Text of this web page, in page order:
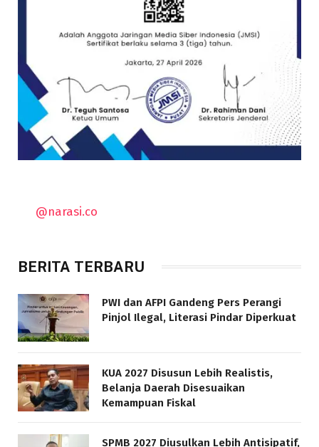
@narasi.co
BERITA TERBARU
PWI dan AFPI Gandeng Pers Perangi
Pinjol Ilegal, Literasi Pindar Diperkuat
KUA 2027 Disusun Lebih Realistis,
Belanja Daerah Disesuaikan
Kemampuan Fiskal
SPMB 2027 Diusulkan Lebih Antisipatif,